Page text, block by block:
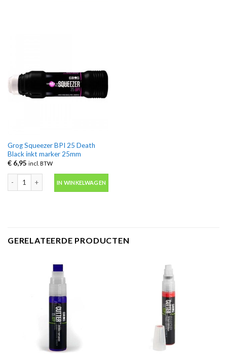
Grog Squeezer BPI 25 Death
Black inkt marker 25mm
€6,95 incl. BTW
Grog Squeezer BPI 25 Death Black inkt marker 25mm aantal
IN WINKELWAGEN
GERELATEERDE PRODUCTEN